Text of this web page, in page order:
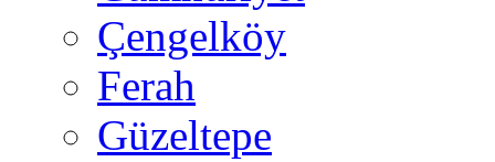
Çengelköy
Ferah
Güzeltepe